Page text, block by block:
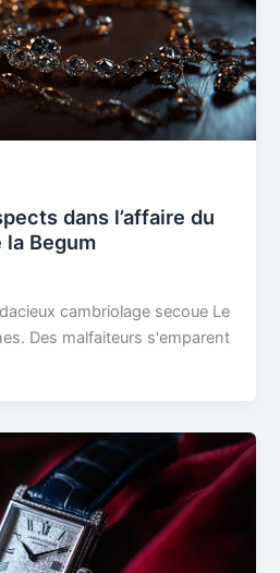
dans l’affaire du
Begum
cambriolage secoue Le
Des malfaiteurs s'emparent